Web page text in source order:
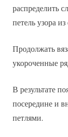
распределить
петель узора
Продолжать
укороченные
В результате
посередине и
петлями.